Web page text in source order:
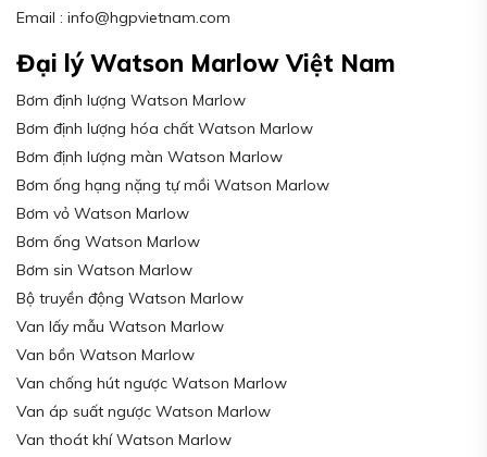
Email : info@hgpvietnam.com
Đại lý Watson Marlow Việt Nam
Bơm định lượng Watson Marlow
Bơm định lượng hóa chất Watson Marlow
Bơm định lượng màn Watson Marlow
Bơm ống hạng nặng tự mồi Watson Marlow
Bơm vỏ Watson Marlow
Bơm ống Watson Marlow
Bơm sin Watson Marlow
Bộ truyền động Watson Marlow
Van lấy mẫu Watson Marlow
Van bồn Watson Marlow
Van chống hút ngược Watson Marlow
Van áp suất ngược Watson Marlow
Van thoát khí Watson Marlow